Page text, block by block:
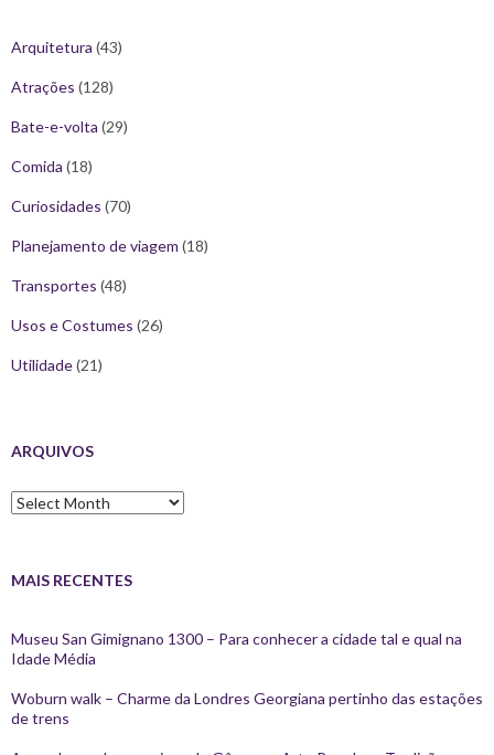
Arquitetura (43)
Atrações (128)
Bate-e-volta (29)
Comida (18)
Curiosidades (70)
Planejamento de viagem (18)
Transportes (48)
Usos e Costumes (26)
Utilidade(21)
ARQUIVOS
Arquivos
MAIS RECENTES
Museu San Gimignano 1300 – Para conhecer a cidade tal e qual na
Idade Média
Woburn walk – Charme da Londres Georgiana pertinho das estações
de trens